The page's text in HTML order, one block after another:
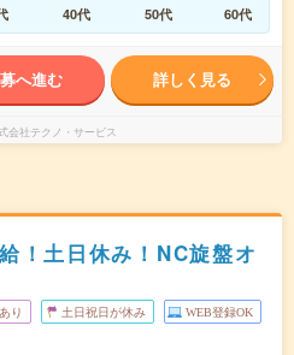
40代 50代 60代
へ進む 詳しく見る
会社テクノ・サービス
！土日休み！NC旋盤オ
り 土日祝日が休み WEB登録OK